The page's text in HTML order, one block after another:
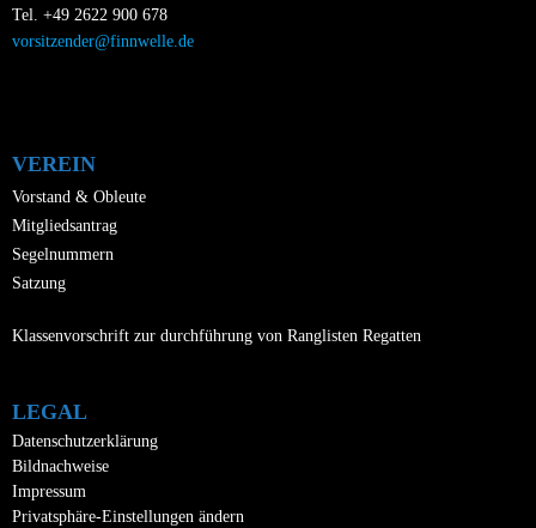
Tel. +49 2622 900 678
vorsitzender@finnwelle.de
VEREIN
Vorstand & Obleute
Mitgliedsantrag
Segelnummern
Satzung
Klassenvorschrift zur durchführung von Ranglisten Regatten
LEGAL
Datenschutzerklärung
Bildnachweise
Impressum
Privatsphäre-Einstellungen ändern